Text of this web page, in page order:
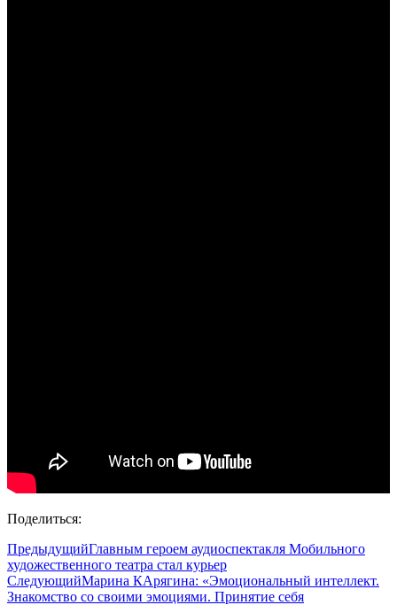
Поделиться:
ПредыдущийГлавным героем аудиоспектакля Мобильного
художественного театра стал курьер
СледующийМарина КАрягина: «Эмоциональный интеллект.
Знакомство со своими эмоциями. Принятие себя